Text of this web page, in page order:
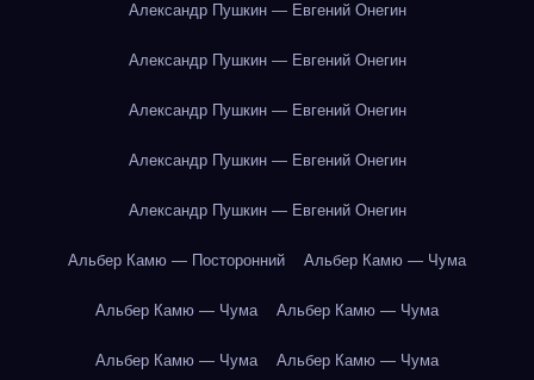
Александр Пушкин — Евгений Онегин
Александр Пушкин — Евгений Онегин
Александр Пушкин — Евгений Онегин
Александр Пушкин — Евгений Онегин
Александр Пушкин — Евгений Онегин
Альбер Камю — Посторонний Альбер Камю — Чума
Альбер Камю — Чума Альбер Камю — Чума
Альбер Камю — Чума Альбер Камю — Чума